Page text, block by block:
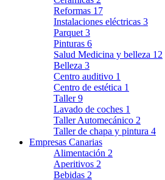
Reformas 17
Instalaciones eléctricas 3
Parquet 3
Pinturas 6
Salud Medicina y belleza 12
Belleza 3
Centro auditivo 1
Centro de estética 1
Taller9
Lavado de coches 1
Taller Automecánico 2
Taller de chapa y pintura 4
Empresas Canarias
Alimentación 2
Aperitivos 2
Bebidas 2